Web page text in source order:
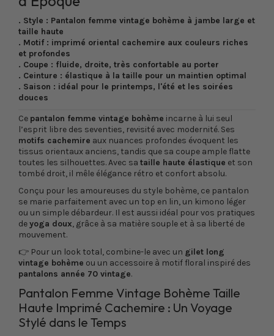
. Style : Pantalon femme vintage bohème à jambe large et
taille haute
. Motif : imprimé oriental cachemire aux couleurs riches
et profondes
. Coupe : fluide, droite, très confortable au porter
. Ceinture : élastique à la taille pour un maintien optimal
. Saison : idéal pour le printemps, l'été et les soirées
douces
Ce pantalon femme vintage bohème incarne à lui seul
l’esprit libre des seventies, revisité avec modernité. Ses
motifs cachemire aux nuances profondes évoquent les
tissus orientaux anciens, tandis que sa coupe ample flatte
toutes les silhouettes. Avec sa taille haute élastique et son
tombé droit, il mêle élégance rétro et confort absolu.
Conçu pour les amoureuses du style bohème, ce pantalon
se marie parfaitement avec un top en lin, un kimono léger
ou un simple débardeur. Il est aussi idéal pour vos pratiques
deyoga doux, grâce à sa matière souple et à sa liberté de
mouvement.
👉 Pour un look total, combine-le avec un gilet long
vintage bohème ou un accessoire à motif floral inspiré des
pantalons année 70 vintage.
Pantalon Femme Vintage Bohème Taille
Haute Imprimé Cachemire : Un Voyage
Stylé dans le Temps